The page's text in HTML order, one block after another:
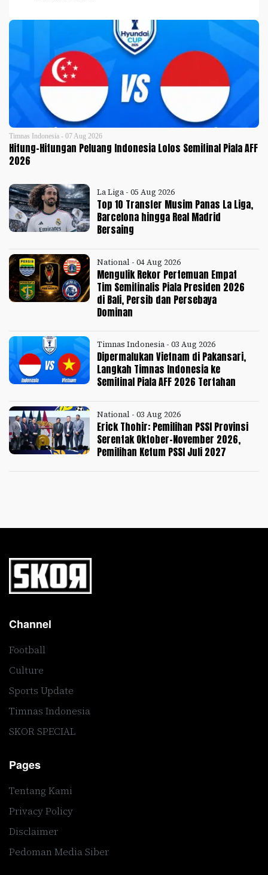
Timnas Indonesia - 07 Aug 2026
Hitung-Hitungan Peluang Indonesia Lolos Semifinal Piala AFF
2026
La Liga - 05 Aug 2026
Top 10 Transfer Musim Panas La Liga,
Barcelona hingga Real Madrid
Bersaing
National - 04 Aug 2026
Mengulik Rekor Pertemuan Empat
Tim Semifinalis Piala Presiden 2026
di Bali, Persib dan Persebaya
Dominan
Timnas Indonesia - 03 Aug 2026
Dipermalukan Vietnam di Pakansari,
Langkah Timnas Indonesia ke
Semifinal Piala AFF 2026 Tertahan
National - 03 Aug 2026
Erick Thohir: Pemilihan PSSI Provinsi
Serentak Oktober-November 2026,
Pemilihan Ketum PSSI Juli 2027
Channel
Football
Culture
Sports Update
Timnas Indonesia
SKOR SPECIAL
Pages
Tentang Kami
Privacy Policy
Disclaimer
Pedoman Media Siber